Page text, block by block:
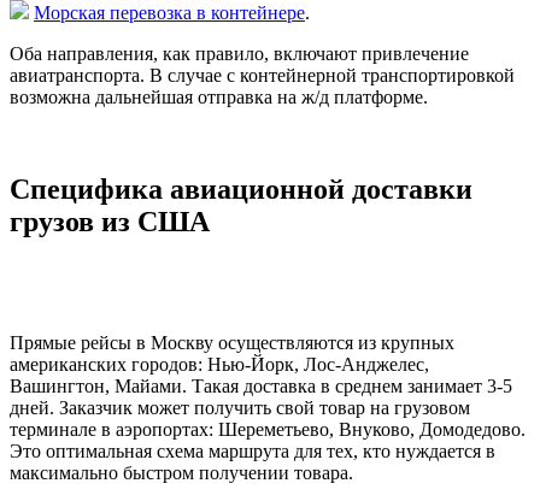
Морская перевозка в контейнере.
Оба направления, как правило, включают привлечение
авиатранспорта. В случае с контейнерной транспортировкой
возможна дальнейшая отправка на ж/д платформе.
Специфика авиационной доставки
грузов из США
Прямые рейсы в Москву осуществляются из крупных
американских городов: Нью-Йорк, Лос-Анджелес,
Вашингтон, Майами. Такая доставка в среднем занимает 3-5
дней. Заказчик может получить свой товар на грузовом
терминале в аэропортах: Шереметьево, Внуково, Домодедово.
Это оптимальная схема маршрута для тех, кто нуждается в
максимально быстром получении товара.